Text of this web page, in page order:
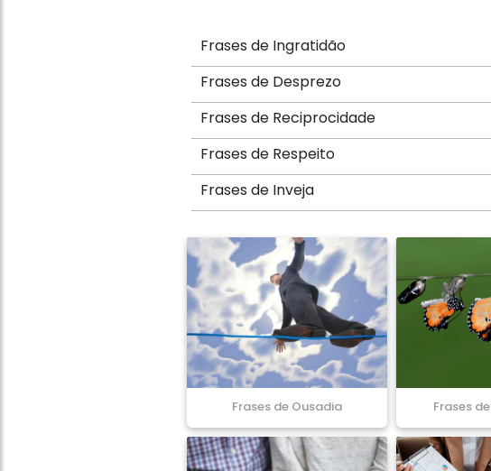
Frases de Ingratidão
Frases de Desprezo
Frases de Reciprocidade
Frases de Respeito
Frases de Inveja
Frases de Ousadia Frases